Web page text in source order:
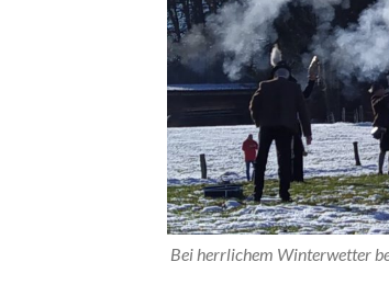
Bei herrlichem Winterwetter